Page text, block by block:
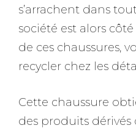
s’arrachent dans
société est alors
de ces chaussures,
recycler chez les
Cette chaussure
des produits